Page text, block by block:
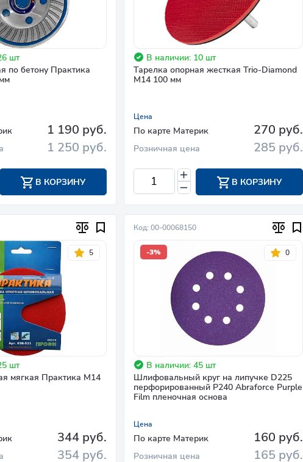
шт
по бетону Практика
1 190 руб.
1 250 руб.
В КОРЗИНУ
В наличии: 10 шт
Тарелка опорная жесткая Trio-Diamond
М14 100 мм
Цена
По карте Материк 270 руб.
Розничная цена 285 руб.
В КОРЗИНУ
5
шт
мягкая Практика М14
344 руб.
354 руб.
Код: 00-00068150
-3% 0
В наличии: 45 шт
Шлифовальный круг на липучке D225
перфорированный P240 Abraforce Purple
Film пленочная основа
Цена
По карте Материк 160 руб.
Розничная цена 165 руб.